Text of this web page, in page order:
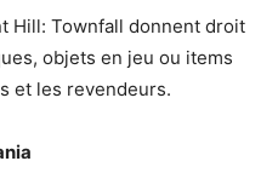
Hill: Townfall donnent droit
objets en jeu ou items
et les revendeurs.